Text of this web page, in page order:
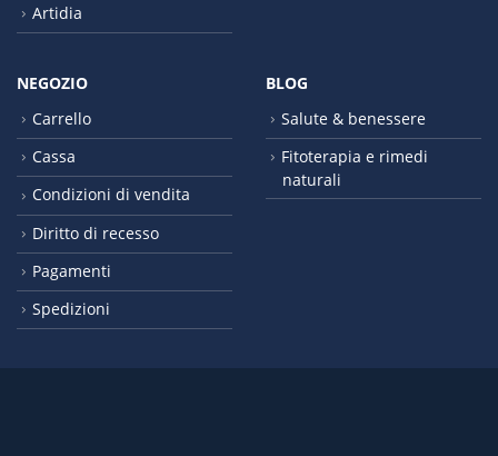
Artidia
NEGOZIO
Carrello
Cassa
Condizioni di vendita
Diritto di recesso
Pagamenti
Spedizioni
BLOG
Salute & benessere
Fitoterapia e rimedi
naturali